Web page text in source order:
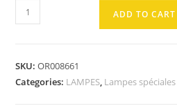
TUBE
Fluo
16X849
ADD TO CART
SKU:OR008661
Categories: LAMPES, Lampes spéciales